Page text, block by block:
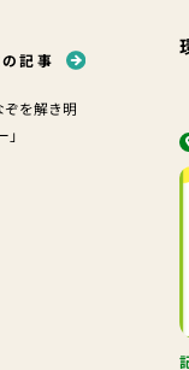
記事
ぞを解き明